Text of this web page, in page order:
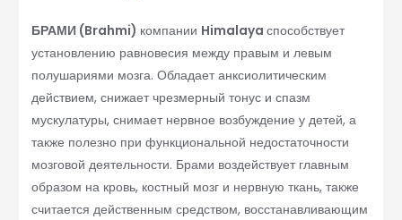
БРАМИ (Brahmi) компании Himalaya способствует
установлению равновесия между правым и левым
полушариями мозга. Обладает анксиолитическим
действием, снижает чрезмерный тонус и спазм
мускулатуры, снимает нервное возбуждение у детей, а
также полезно при функциональной недостаточности
мозговой деятельности. Брами воздействует главным
образом на кровь, костный мозг и нервную ткань, также
считается действенным средством, восстанавливающим